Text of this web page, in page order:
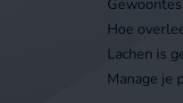
Hoe
Lachen is
Manage je